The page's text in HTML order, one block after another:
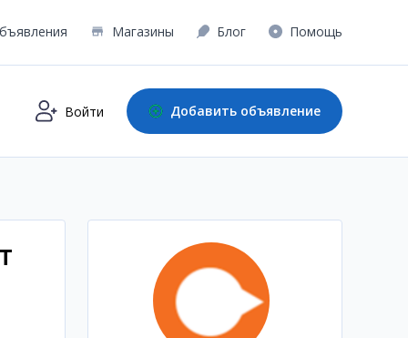
Магазины Блог Помощь
Войти Добавить объявление